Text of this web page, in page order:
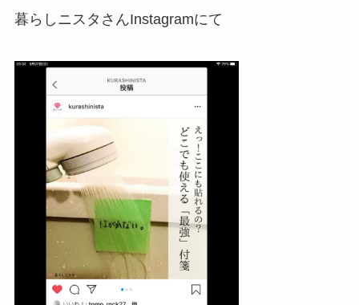
暮らしニスタさんInstagramにて